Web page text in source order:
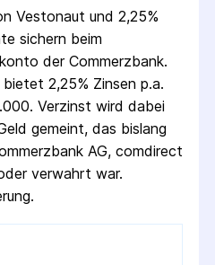
Vestonaut und 2,25%
sichern beim
der Commerzbank.
2,25% Zinsen p.a.
Verzinst wird dabei
gemeint, das bislang
AG, comdirect
verwahrt war.